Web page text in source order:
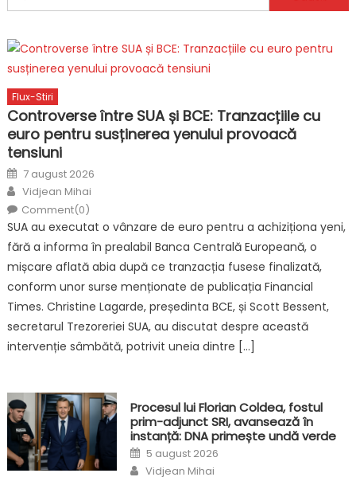
după:
Flux-Stiri
Controverse între SUA și BCE: Tranzacțiile cu
euro pentru susținerea yenului provoacă
tensiuni
Posted
on
7 august 2026
Author
Vidjean Mihai
Comment(0)
SUA au executat o vânzare de euro pentru a achiziționa yeni,
fără a informa în prealabil Banca Centrală Europeană, o
mișcare aflată abia după ce tranzacția fusese finalizată,
conform unor surse menționate de publicația Financial
Times. Christine Lagarde, președinta BCE, și Scott Bessent,
secretarul Trezoreriei SUA, au discutat despre această
intervenție sâmbătă, potrivit uneia dintre […]
Procesul lui Florian Coldea, fostul
prim-adjunct SRI, avansează în
instanță: DNA primește undă verde
Posted
on
5 august 2026
Author
Vidjean Mihai